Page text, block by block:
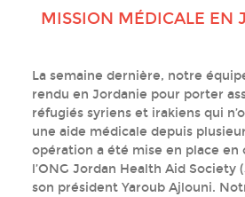
MISSION MÉDICALE EN
La semaine dernière, notre équipe
rendu en Jordanie pour porter
réfugiés syriens et irakiens qui
une aide médicale depuis
opération a été mise en place en
l’ONG Jordan Health Aid Society
son président Yaroub Ajlouni.